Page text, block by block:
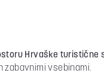
Hrvaške turistične
zabavnimi vsebinami.